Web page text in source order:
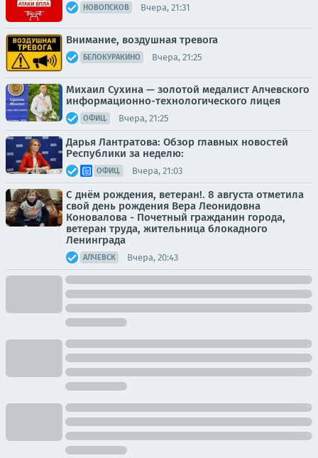
НОВОПСКОВ Вчера, 21:31
Внимание, воздушная тревога
БЕЛОКУРАКИНО Вчера, 21:25
Михаил Сухина — золотой медалист Алчевского
информационно-технологического лицея
ОФИЦ. Вчера, 21:25
Дарья Лантратова: Обзор главных новостей
Республики за неделю:
ОФИЦ. Вчера, 21:03
С днём рождения, ветеран!. 8 августа отметила
свой день рождения Вера Леонидовна
Коновалова - Почетный гражданин города,
ветеран труда, жительница блокадного
Ленинграда
АЛЧЕВСК Вчера, 20:43